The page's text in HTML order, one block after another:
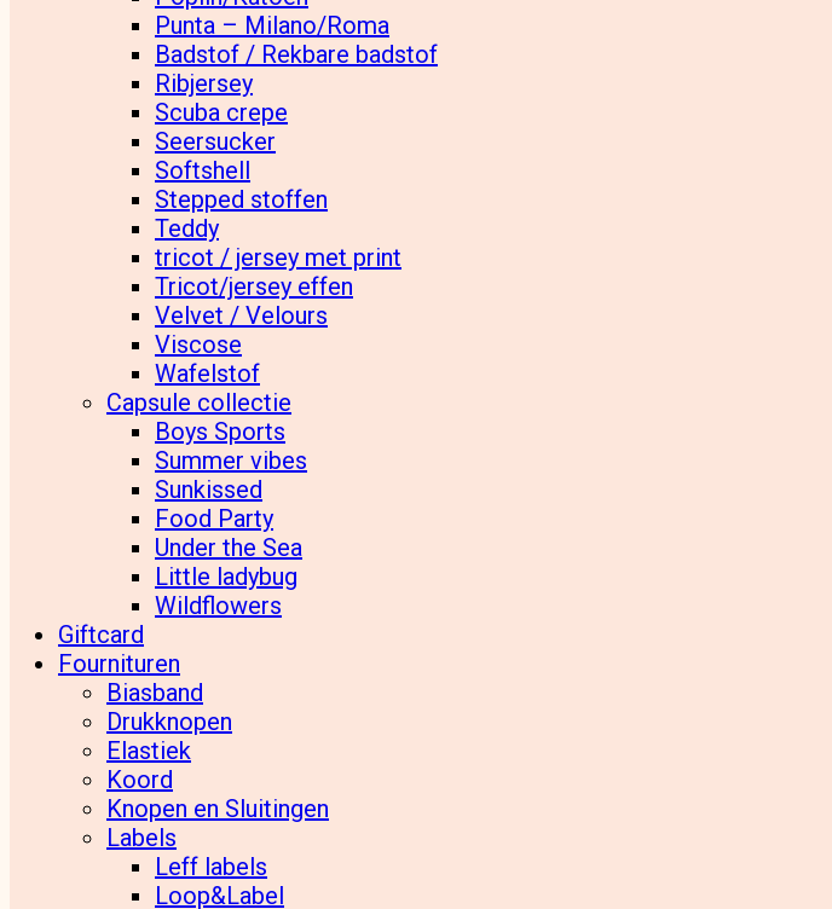
Punta – Milano/Roma
Badstof / Rekbare badstof
Ribjersey
Scuba crepe
Seersucker
Softshell
Stepped stoffen
Teddy
tricot / jersey met print
Tricot/jersey effen
Velvet / Velours
Viscose
Wafelstof
Capsule collectie
Boys Sports
Summer vibes
Sunkissed
Food Party
Under the Sea
Little ladybug
Wildflowers
Giftcard
Fournituren
Biasband
Drukknopen
Elastiek
Koord
Knopen en Sluitingen
Labels
Leff labels
Loop&Label